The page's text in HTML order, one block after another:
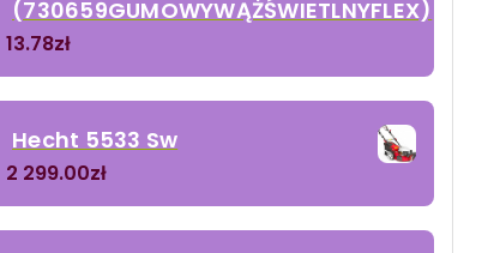
(730659GUMOWYWĄŻŚWIETLNYFLEX)
13.78zł
Hecht 5533 Sw
2 299.00zł